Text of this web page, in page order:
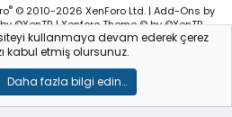
® © 2010-2026 XenForo Ltd.| Add-Ons by
©XenTR|Xenforo Theme© by ©XenTR
izinsiz kullananlar hakkında T.C.K
yasal işlem başlatılacağını
olarak beyan ederiz!
Hakları Saklıdır © 2025-2026
kullanmaya devam ederek çerez
kabul etmiş olursunuz.
Daha fazla bilgi edin…